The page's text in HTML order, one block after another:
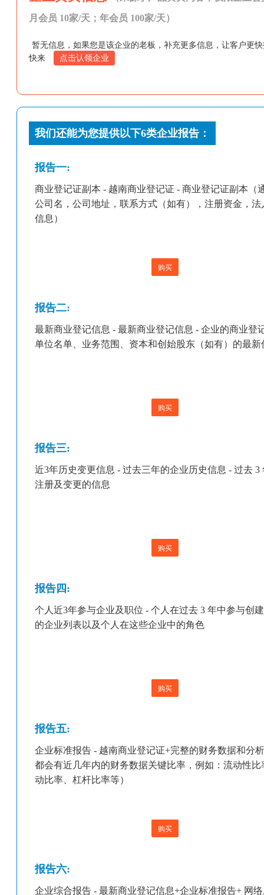
月会员 10家/天；年会员 100家/天）
暂无信息，如果您是该企业的老板，补充更多信息，让客户更
快来
点击认领企业
我们还能为您提供以下6类企业报告：
报告一:
商业登记证副本 - 越南商业登记证 - 商业登记证副本（
公司名，公司地址，联系方式（如有），注册资金，法
信息）
购买
报告二:
最新商业登记信息 - 最新商业登记信息 - 企业的商业登
单位名单、业务范围、资本和创始股东（如有）的最新
购买
报告三:
近3年历史变更信息 - 过去三年的企业历史信息 - 过去 3
注册及变更的信息
购买
报告四:
个人近3年参与企业及职位 - 个人在过去 3 年中参与创
的企业列表以及个人在这些企业中的角色
购买
报告五:
企业标准报告 - 越南商业登记证+完整的财务数据和分
都会有近几年内的财务数据关键比率，例如：流动性比
动比率、杠杆比率等）
购买
报告六:
企业综合报告 - 最新商业登记信息+企业标准报告+ 网